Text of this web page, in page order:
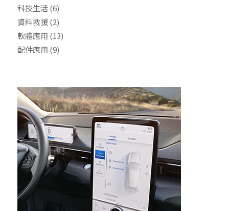
科技生活(6)
資料救援(2)
軟體應用 (13)
配件應用 (9)